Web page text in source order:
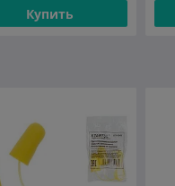
Купить